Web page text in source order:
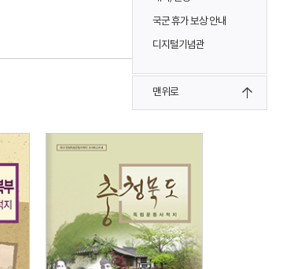
국군 휴가 보상 안내
디지털기념관
맨위로